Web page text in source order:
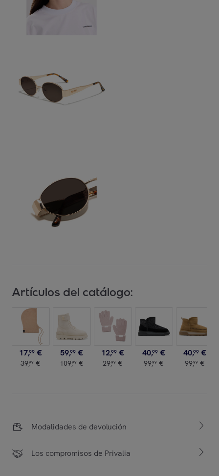
Artículos del catálogo:
17,99 €
39,99 €
59,99 €
109,99 €
12,99 €
29,99 €
40,99 €
99,99 €
40,99 €
99,99 €
Modalidades de devolución
Los compromisos de Privalia